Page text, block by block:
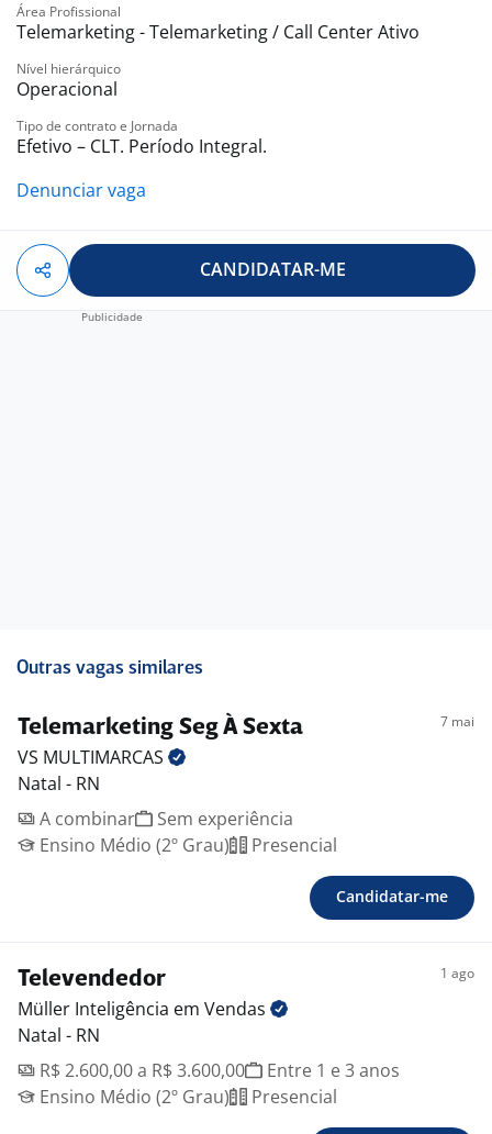
crescimento profissional, candidate-se agora e
Benefícios:
-. comissionamento
-. vale transporte
-. bolsa de estudos
Área Profissional
Telemarketing - Telemarketing / Call Center Ativo
Nível hierárquico
Operacional
Tipo de contrato e Jornada
Efetivo – CLT. Período Integral.
Denunciar vaga
CANDIDATAR-ME
Outras vagas similares
Telemarketing Seg À Sexta 7 mai
VS MULTIMARCAS
Natal - RN
A combinar
Sem experiência
Ensino Médio (2º Grau)
Presencial
Candidatar-me
Televendedor 1 ago
Müller Inteligência em Vendas
Natal - RN
R$ 2.600,00 a R$ 3.600,00
Entre 1 e 3 anos
Ensino Médio (2º Grau)
Presencial